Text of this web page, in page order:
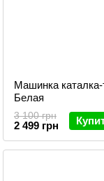
Машинка
Белая
3 100 грн
2 499 грн